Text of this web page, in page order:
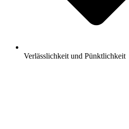
Verlässlichkeit und Pünktlichkeit